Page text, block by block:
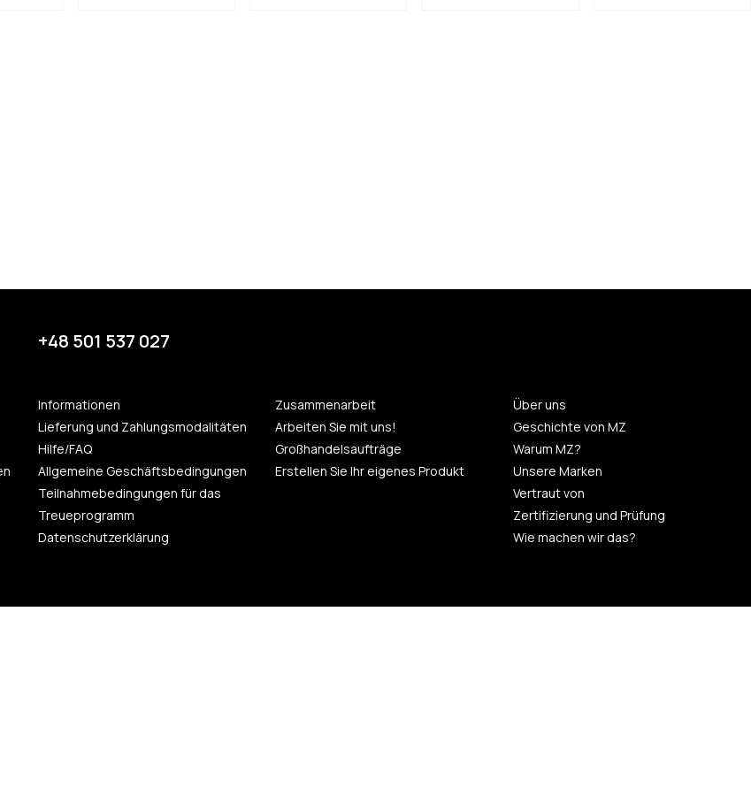
+48 501 537 027
Informationen
Lieferung und Zahlungsmodalitäten
Hilfe/FAQ
Allgemeine Geschäftsbedingungen
Teilnahmebedingungen für das
Treueprogramm
Datenschutzerklärung
Zusammenarbeit
Arbeiten Sie mit uns!
Großhandelsaufträge
Erstellen Sie Ihr eigenes Produkt
Über uns
Geschichte von MZ
Warum MZ?
Unsere Marken
Vertraut von
Zertifizierung und Prüfung
Wie machen wir das?